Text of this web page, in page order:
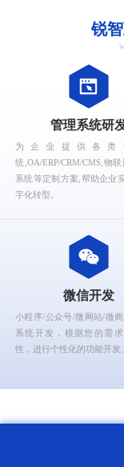
锐
管理系统研
为企业提供各类
统,OA/ERP/CRM/CMS,物
系统等定制方案,帮助企业
字化转型。
微信开发
小程序/公众号/微网站/微
系统开发，根据您的需
性，进行个性化的功能开发。